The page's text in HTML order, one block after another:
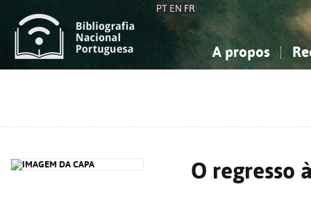
PT EN FR
A propos
O regresso